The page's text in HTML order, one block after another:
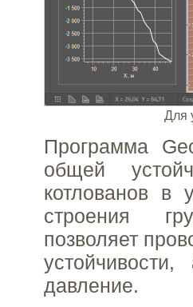
Для
Программа
общей
котлованов в
строения
позволяет
давление.